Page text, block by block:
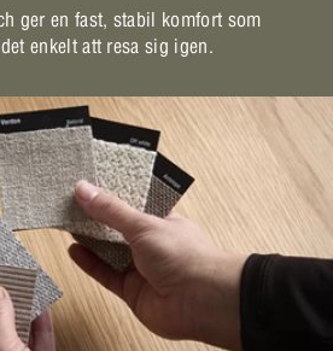
ger en fast, stabil komfort som
enkelt att resa sig igen.